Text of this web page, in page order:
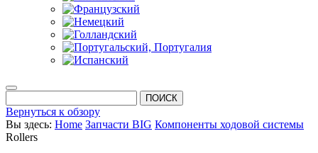
for:
Вернуться к обзору
Вы здесь: Home Запчасти BIG Компоненты ходовой системы
Rollers